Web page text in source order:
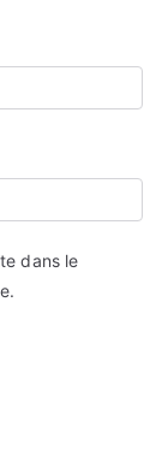
dans le